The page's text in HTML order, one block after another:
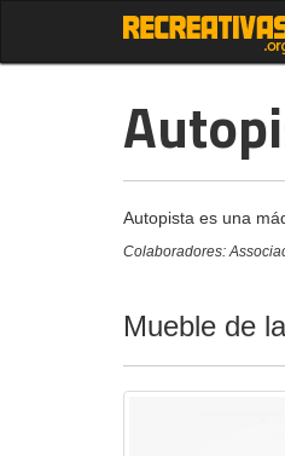
Autopista es una
Colaboradores:
Mueble de